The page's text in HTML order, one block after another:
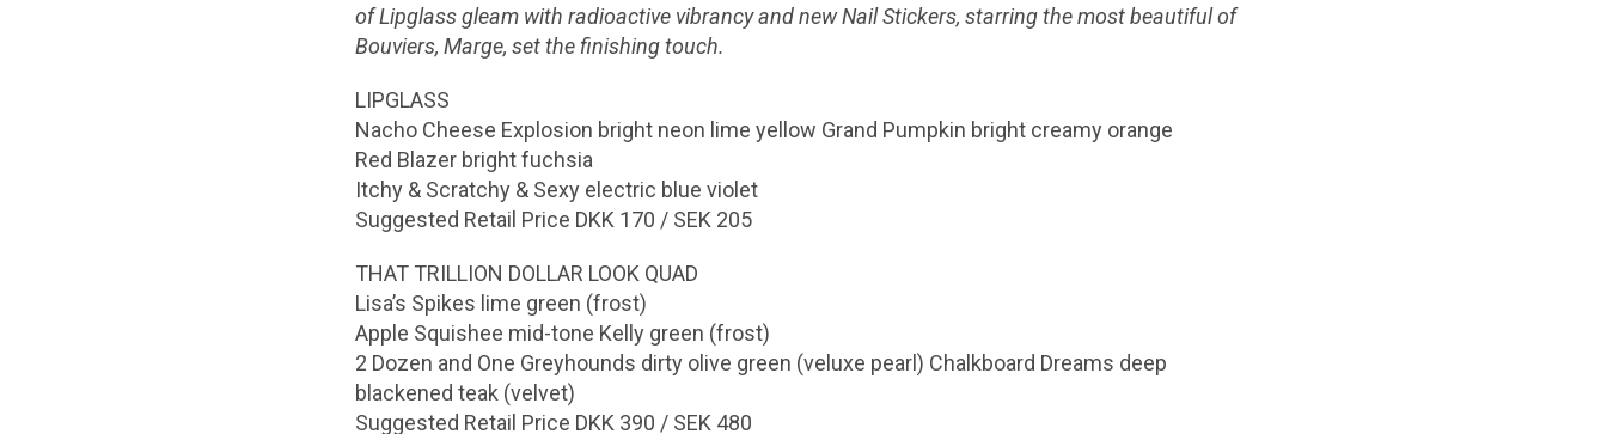
of Lipglass gleam with radioactive vibrancy and new Nail Stickers, starring the most beautiful of
Bouviers, Marge, set the finishing touch.
LIPGLASS
Nacho Cheese Explosion bright neon lime yellow Grand Pumpkin bright creamy orange
Red Blazer bright fuchsia
Itchy & Scratchy & Sexy electric blue violet
Suggested Retail Price DKK 170 / SEK 205
THAT TRILLION DOLLAR LOOK QUAD
Lisa’s Spikes lime green (frost)
Apple Squishee mid-tone Kelly green (frost)
2 Dozen and One Greyhounds dirty olive green (veluxe pearl) Chalkboard Dreams deep
blackened teak (velvet)
Suggested Retail Price DKK 390 / SEK 480